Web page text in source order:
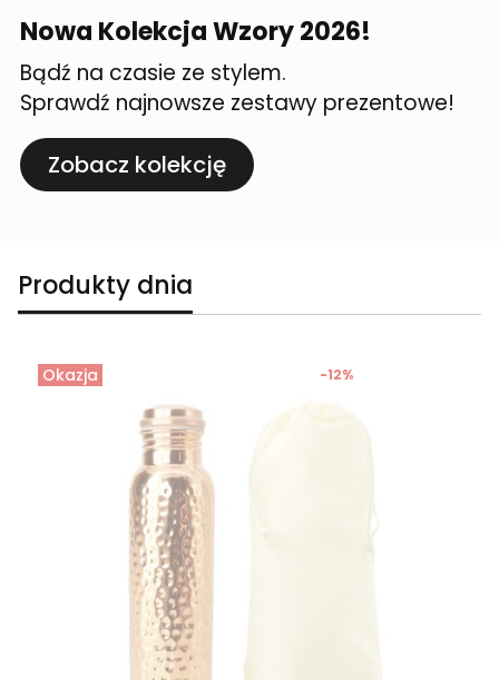
Nowa Kolekcja Wzory 2026!
Bądź na czasie ze stylem.
Sprawdź najnowsze zestawy prezentowe!
Zobacz kolekcję
Produkty dnia
Okazja -12%